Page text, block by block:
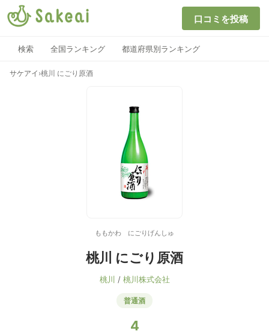
口コミを投稿
検索 全国ランキング 都道府県別ランキング
サケアイ ›桃川 にごり原酒
ももかわ にごりげんしゅ
桃川 にごり原酒
桃川 / 桃川株式会社
普通酒
4